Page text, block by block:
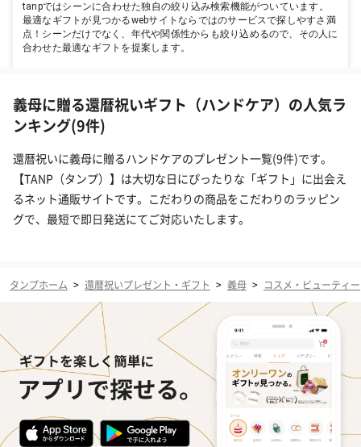
tanpではシーンに合わせた独自の絞り込み検索機能がついています。
最適なギフトが見つかるwebサイトならではのサービスで探しやすさ満
点！シーンだけでなく、年代や関係性からも絞り込めるので、その人に
合わせた最適なギフトを提案します。
義母に贈る還暦祝いギフト（ハンドケア）の人気ラ
ンキング(9件)
還暦祝いに義母に贈るハンドケアのプレゼント一覧(9件)です。
【TANP（タンプ）】は大切な日にぴったりな「ギフト」に出会え
るネット通販サイトです。こだわりの商品をこだわりのラッピン
グで、最短で即日発送にてご対応いたします。
タンプホーム > 還暦祝いプレゼント・ギフト > 義母 > コスメ・ビューティー